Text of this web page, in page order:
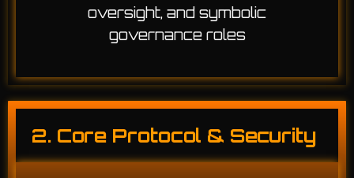
oversight, and symbolic
governance roles
2. Core Protocol & Security